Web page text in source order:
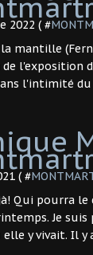
2022 ( #
mantille
de l'exposition
l'intimité du
( #
Qui pourra
Je
y vivait. Il y